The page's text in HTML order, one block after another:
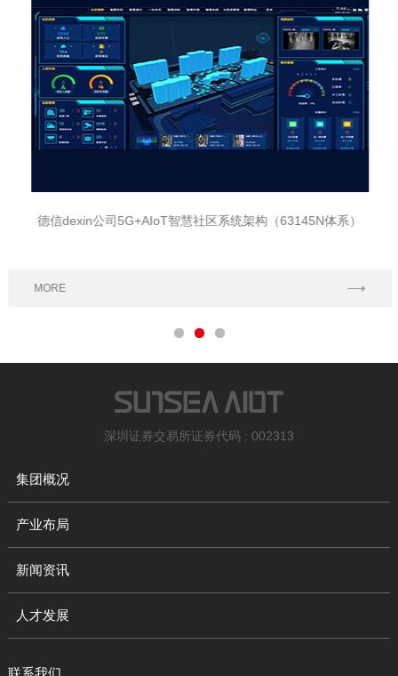
德信dexin公司5G+AIoT智慧社区系统架构（63145N体系）
MORE
深圳证券交易所证券代码 : 002313
集团概况
产业布局
新闻资讯
人才发展